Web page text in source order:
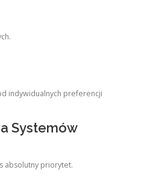
indywidualnych preferencji
Systemów
absolutny priorytet.